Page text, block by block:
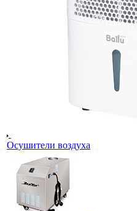
Осушители воздуха